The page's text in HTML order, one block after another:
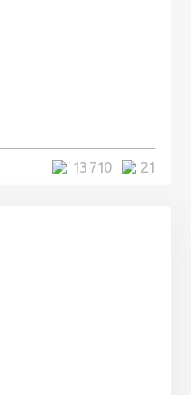
21
13 710